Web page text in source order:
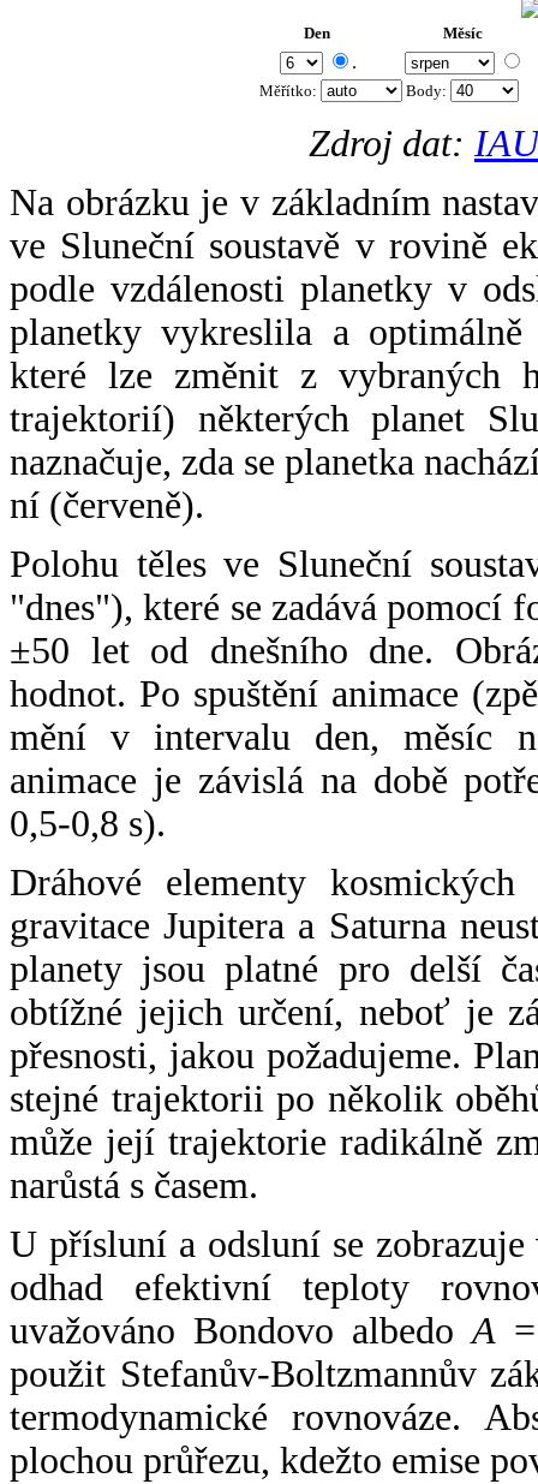
Den Měsíc
.
Měřítko: Body:
Zdroj dat:
Na obrázku je v základním
ve Sluneční soustavě v rovině
podle vzdálenosti planetky v
planetky vykreslila a
které lze změnit z vybraných
trajektorií) některých planet
naznačuje, zda se planetka
ní (červeně).
Polohu těles ve Sluneční
"dnes"), které se zadává pomocí
±50 let od dnešního dne.
hodnot. Po spuštění animace
mění v intervalu den, měsíc
animace je závislá na době
0,5-0,8 s).
Dráhové elementy
gravitace Jupitera a Saturna
planety jsou platné pro delší
obtížné jejich určení, neboť je
přesnosti, jakou požadujeme.
stejné trajektorii po několik
může její trajektorie radikálně
narůstá s časem.
U přísluní a odsluní se
odhad efektivní teploty
uvažováno Bondovo albedoA
použit Stefanův-Boltzmannův
termodynamické rovnováze.
plochou průřezu, kdežto emise